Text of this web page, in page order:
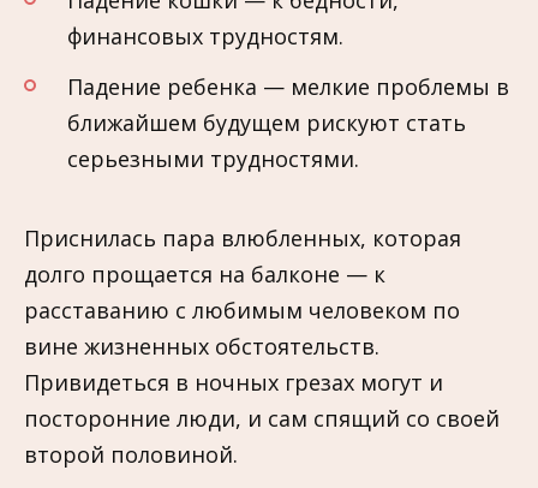
финансовых трудностям.
Падение ребенка — мелкие проблемы в
ближайшем будущем рискуют стать
серьезными трудностями.
Приснилась пара влюбленных, которая
долго прощается на балконе — к
расставанию с любимым человеком по
вине жизненных обстоятельств.
Привидеться в ночных грезах могут и
посторонние люди, и сам спящий со своей
второй половиной.